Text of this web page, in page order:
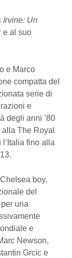
Irvine: Un
e al suo
e Marco
compatta del
serie di
e
degli anni ’80
The Royal
fino alla
boy,
del
una
e
Newson,
Grcic e